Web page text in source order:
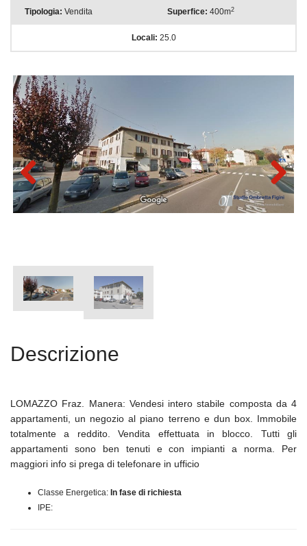
Tipologia: Vendita Superfice: 400m2
Locali: 25.0
Previous Next
Descrizione
LOMAZZO Fraz. Manera: Vendesi intero stabile composta da 4
appartamenti, un negozio al piano terreno e dun box. Immobile
totalmente a reddito. Vendita effettuata in blocco. Tutti gli
appartamenti sono ben tenuti e con impianti a norma. Per
maggiori info si prega di telefonare in ufficio
Classe Energetica: In fase di richiesta
IPE: